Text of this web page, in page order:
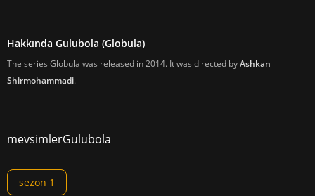
Hakkında Gulubola (Globula)
The series Globula was released in 2014. It was directed byAshkan
Shirmohammadi.
mevsimlerGulubola
sezon 1